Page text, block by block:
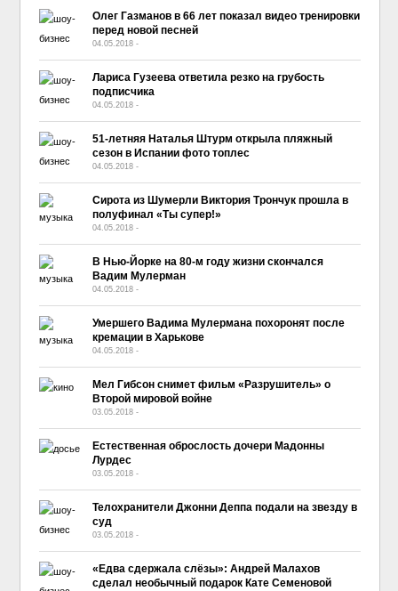
Олег Газманов в 66 лет показал видео тренировки
перед новой песней
04.05.2018 -
Лариса Гузеева ответила резко на грубость
подписчика
04.05.2018 -
51-летняя Наталья Штурм открыла пляжный
сезон в Испании фото топлес
04.05.2018 -
Сирота из Шумерли Виктория Трончук прошла в
полуфинал «Ты супер!»
04.05.2018 -
В Нью-Йорке на 80-м году жизни скончался
Вадим Мулерман
04.05.2018 -
Умершего Вадима Мулермана похоронят после
кремации в Харькове
04.05.2018 -
Мел Гибсон снимет фильм «Разрушитель» о
Второй мировой войне
03.05.2018 -
Естественная оброслость дочери Мадонны
Лурдес
03.05.2018 -
Телохранители Джонни Деппа подали на звезду в
суд
03.05.2018 -
«Едва сдержала слёзы»: Андрей Малахов
сделал необычный подарок Кате Семеновой